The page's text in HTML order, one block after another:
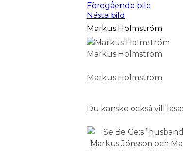
Föregående bild
Nästa bild
Markus Holmström
Markus Holmström
Markus Holmström
Du kanske också vill läsa: